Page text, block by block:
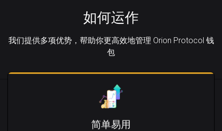
如何运作
我们提供多项优势，帮助你更高效地管理 Orion Protocol 钱
包
简单易用